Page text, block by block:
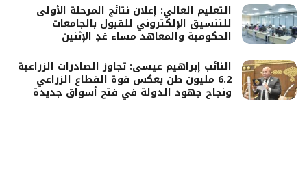
التعليم العالي: إعلان نتائج المرحلة الأولى
للتنسيق الإلكتروني للقبول بالجامعات
الحكومية والمعاهد مساء غدٍ الإثنين
النائب إبراهيم عيسى: تجاوز الصادرات الزراعية
6.2 مليون طن يعكس قوة القطاع الزراعي
ونجاح جهود الدولة في فتح أسواق جديدة